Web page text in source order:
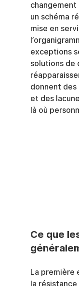
changement
un schéma
mise en
exceptions
solutions de
donnent
et des
là où
Ce que
La première
la